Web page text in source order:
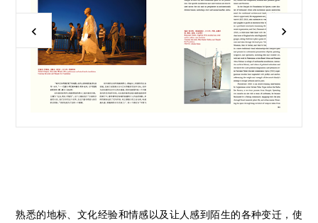
熟悉的地标、文化经验和情感以及让人感到陌生的各种变迁，使